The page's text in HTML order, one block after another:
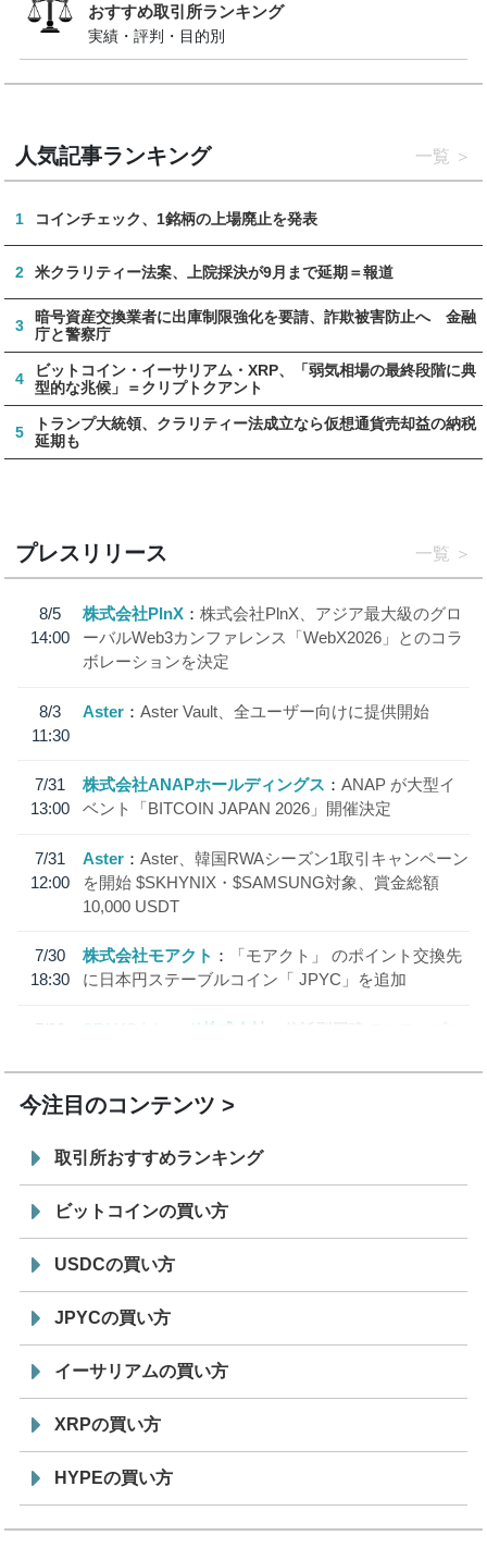
おすすめ取引所ランキング
実績・評判・目的別
人気記事ランキング 一覧
1 コインチェック、1銘柄の上場廃止を発表
2 米クラリティー法案、上院採決が9月まで延期＝報道
3
暗号資産交換業者に出庫制限強化を要請、詐欺被害防止へ 金融
庁と警察庁
4
ビットコイン・イーサリアム・XRP、「弱気相場の最終段階に典
型的な兆候」＝クリプトクアント
5
トランプ大統領、クラリティー法成立なら仮想通貨売却益の納税
延期も
プレスリリース 一覧
8/5
14:00
株式会社PlnX
株式会社PlnX、アジア最大級のグロ
ーバルWeb3カンファレンス「WebX2026」とのコラ
ボレーションを決定
8/3
11:30
Aster Aster Vault、全ユーザー向けに提供開始
7/31
13:00
株式会社ANAPホールディングス
ANAP が大型イ
ベント「BITCOIN JAPAN 2026」開催決定
7/31
12:00
Aster
Aster、韓国RWAシーズン1取引キャンペーン
を開始 $SKHYNIX・$SAMSUNG対象、賞金総額
10,000 USDT
7/30
18:30
株式会社モアクト
「モアクト」 のポイント交換先
に日本円ステーブルコイン「 JPYC」を追加
7/29
SBI VCトレード株式会社
信託型円建てステーブル
今注目のコンテンツ
取引所おすすめランキング
ビットコインの買い方
USDCの買い方
JPYCの買い方
イーサリアムの買い方
XRPの買い方
HYPEの買い方